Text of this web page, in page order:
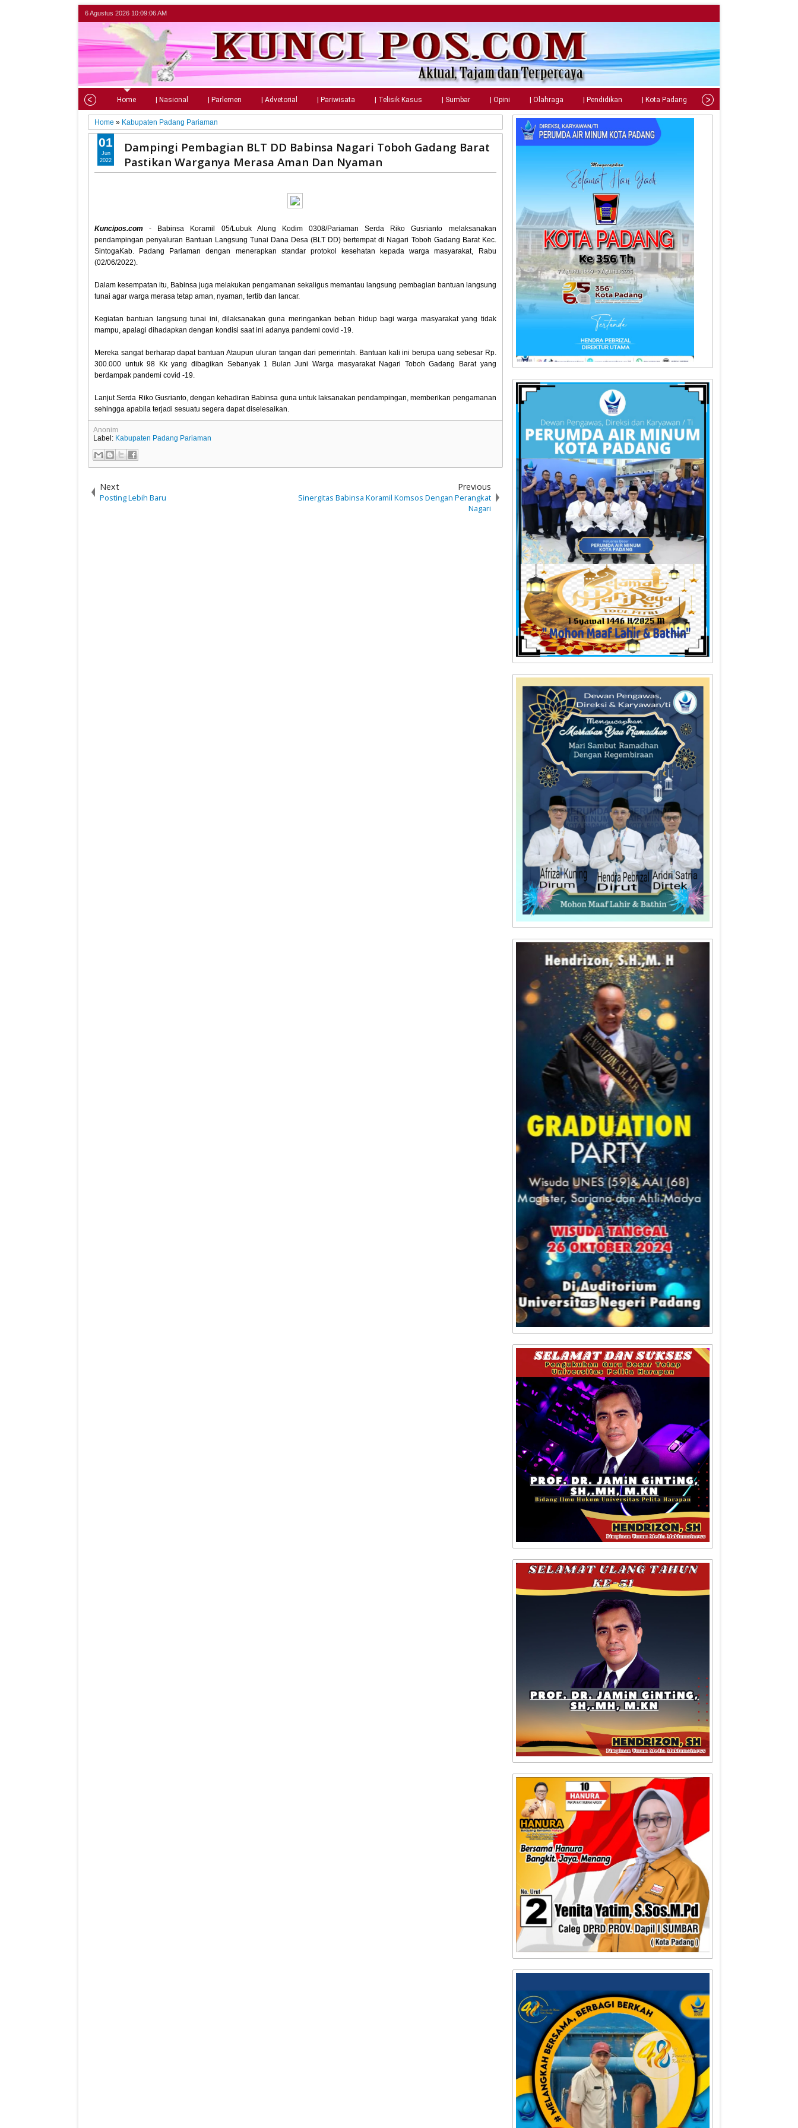
6 Agustus 2026 10:09:08 AM
Home | Nasional | Parlemen | Advetorial | Pariwisata | Telisik Kasus | Sumbar | Opini | Olahraga | Pendidikan | Kota Padang | Tips
Home » Kabupaten Padang Pariaman
Dampingi Pembagian BLT DD Babinsa Nagari Toboh Gadang Barat
Pastikan Warganya Merasa Aman Dan Nyaman
Kuncipos.com - Babinsa Koramil 05/Lubuk Alung Kodim 0308/Pariaman Serda Riko Gusrianto melaksanakan
pendampingan penyaluran Bantuan Langsung Tunai Dana Desa (BLT DD) bertempat di Nagari Toboh Gadang Barat Kec.
SintogaKab. Padang Pariaman dengan menerapkan standar protokol kesehatan kepada warga masyarakat, Rabu
(02/06/2022).
Dalam kesempatan itu, Babinsa juga melakukan pengamanan sekaligus memantau langsung pembagian bantuan langsung
tunai agar warga merasa tetap aman, nyaman, tertib dan lancar.
Kegiatan bantuan langsung tunai ini, dilaksanakan guna meringankan beban hidup bagi warga masyarakat yang tidak
mampu, apalagi dihadapkan dengan kondisi saat ini adanya pandemi covid -19.
Mereka sangat berharap dapat bantuan Ataupun uluran tangan dari pemerintah. Bantuan kali ini berupa uang sebesar Rp.
300.000 untuk 98 Kk yang dibagikan Sebanyak 1 Bulan Juni Warga masyarakat Nagari Toboh Gadang Barat yang
berdampak pandemi covid -19.
Lanjut Serda Riko Gusrianto, dengan kehadiran Babinsa guna untuk laksanakan pendampingan, memberikan pengamanan
sehingga apabila terjadi sesuatu segera dapat diselesaikan.
01
Jun
2022
Anonim
Label: Kabupaten Padang Pariaman
Next
Posting Lebih Baru
Previous
Sinergitas Babinsa Koramil Komsos Dengan Perangkat
Nagari